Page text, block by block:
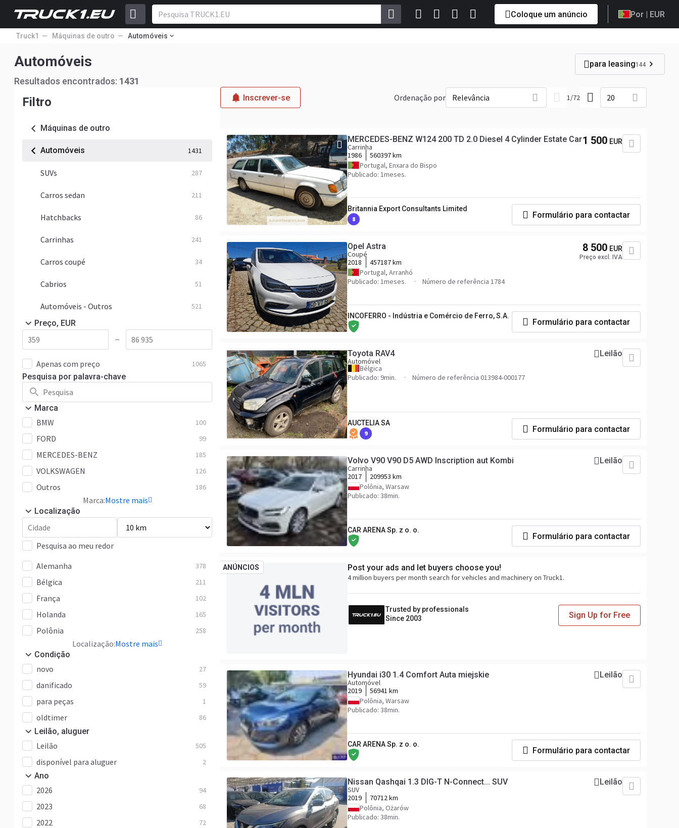
Coloque um anúncio Por | EUR
Truck1 Máquinas de outro Automóveis
Automóveis
Resultados encontrados: 1431
para leasing144
Filtro
Máquinas de outro
Automóveis 1431
SUVs 287
Carros sedan 211
Hatchbacks 86
Carrinhas 241
Carros coupé 34
Cabrios 51
Automóveis - Outros 521
Preço, EUR
—
Apenas com preço 1065
Pesquisa por palavra-chave
Marca
BMW 100
FORD 99
MERCEDES-BENZ 185
VOLKSWAGEN 126
Outros 186
Marca:Mostre mais
Localização
Pesquisa ao meu redor
Alemanha
378
Bélgica 211
França 102
Holanda 165
Polônia 258
Localização:Mostre mais
Condição
novo 27
danificado 59
para peças 1
oldtimer 86
Leilão, aluguer
Leilão 505
disponível para aluguer 2
Ano
2026 94
2023 68
2022 72
Inscrever-se Ordenação por Relevância 1/72 20
MERCEDES-BENZ W124 200 TD 2.0 Diesel 4 Cylinder Estate Car
Carrinha
1986
560397 km
Portugal, Enxara do Bispo
Publicado: 1meses.
1 500 EUR
Britannia Export Consultants Limited
8 Formulário para contactar
Opel Astra
Coupé
2018
457187 km
Portugal, Arranhó
Publicado: 1meses.
Número de referência 1784
8 500 EUR
Preço excl. IVA
INCOFERRO - Indústria e Comércio de Ferro, S.A.
Formulário para contactar
Toyota RAV4
Automóvel
Bélgica
Publicado: 9min.
Número de referência 013984-000177
Leilão
AUCTELIA SA
9 Formulário para contactar
Volvo V90 V90 D5 AWD Inscription aut Kombi
Carrinha
2017
209953 km
Polônia, Warsaw
Publicado: 38min.
Leilão
CAR ARENA Sp. z o. o.
Formulário para contactar
ANÚNCIOS Post your ads and let buyers choose you!
4 million buyers per month search for vehicles and machinery on Truck1.
Trusted by professionals
Since 2003
Sign Up for Free
Hyundai i30 1.4 Comfort Auta miejskie
Automóvel
2019
56941 km
Polônia, Warsaw
Publicado: 38min.
Leilão
CAR ARENA Sp. z o. o.
Formulário para contactar
Nissan Qashqai 1.3 DIG-T N-Connect... SUV
SUV
2019
70712 km
Polônia, Ożarów
Publicado: 38min.
Leilão